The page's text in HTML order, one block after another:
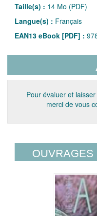
Taille(s) : 14 Mo (PDF)
Langue(s) : Français
EAN13 eBook [PDF] :
Pour évaluer et
merci de vous
OUVRAGES